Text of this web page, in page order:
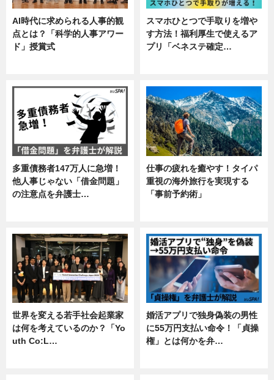
AI時代に求められる人事的観
点とは？「科学的人事アワー
ド」授賞式
スマホひとつで手取りを増や
す方法！福利厚生で使えるア
プリ「ベネステ確定…
多重債務者147万人に急増！
他人事じゃない「借金問題」
の注意点を弁護士…
仕事の疲れを癒やす！タイパ
重視の海外旅行を実現する
「事前予約術」
世界を変える若手社会起業家
は何を考えているのか？「Yo
uth Co:L…
婚活アプリで独身偽装の男性
に55万円支払い命令！「貞操
権」とは何かを弁…